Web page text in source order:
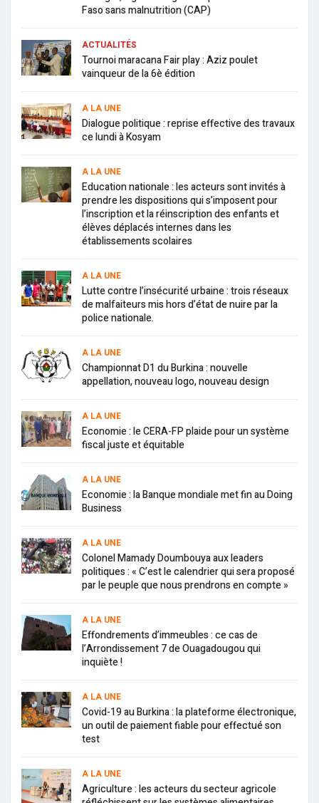
Faso sans malnutrition (CAP)
ACTUALITÉS
Tournoi maracana Fair play : Aziz poulet
vainqueur de la 6è édition
A LA UNE
Dialogue politique : reprise effective des travaux
ce lundi à Kosyam
A LA UNE
Education nationale : les acteurs sont invités à
prendre les dispositions qui s’imposent pour
l’inscription et la réinscription des enfants et
élèves déplacés internes dans les
établissements scolaires
A LA UNE
Lutte contre l’insécurité urbaine : trois réseaux
de malfaiteurs mis hors d’état de nuire par la
police nationale.
A LA UNE
Championnat D1 du Burkina : nouvelle
appellation, nouveau logo, nouveau design
A LA UNE
Economie : le CERA-FP plaide pour un système
fiscal juste et équitable
A LA UNE
Economie : la Banque mondiale met fin au Doing
Business
A LA UNE
Colonel Mamady Doumbouya aux leaders
politiques : « C’est le calendrier qui sera proposé
par le peuple que nous prendrons en compte »
A LA UNE
Effondrements d’immeubles : ce cas de
l’Arrondissement 7 de Ouagadougou qui
inquiète !
A LA UNE
Covid-19 au Burkina : la plateforme électronique,
un outil de paiement fiable pour effectué son
test
A LA UNE
Agriculture : les acteurs du secteur agricole